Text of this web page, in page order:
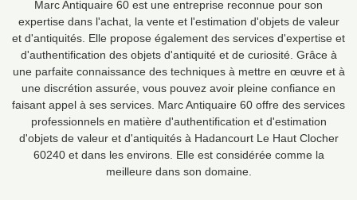
Marc Antiquaire 60 est une entreprise reconnue pour son
expertise dans l'achat, la vente et l'estimation d'objets de valeur
et d'antiquités. Elle propose également des services d'expertise et
d'authentification des objets d'antiquité et de curiosité. Grâce à
une parfaite connaissance des techniques à mettre en œuvre et à
une discrétion assurée, vous pouvez avoir pleine confiance en
faisant appel à ses services. Marc Antiquaire 60 offre des services
professionnels en matière d'authentification et d'estimation
d'objets de valeur et d'antiquités à Hadancourt Le Haut Clocher
60240 et dans les environs. Elle est considérée comme la
meilleure dans son domaine.